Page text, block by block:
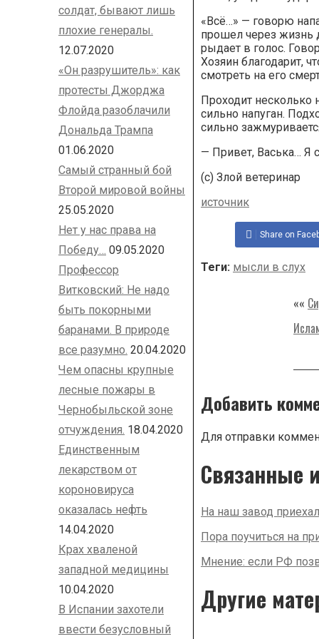
«Всё…» — говорю
прошел через жизнь
рыдает в голос.
Хозяин благодарит,
смотреть на его
Проходит
сильно напуган.
сильно
— Привет, Васька… Я
(с) Злой ветеринар
источник
Share on
Теги: мысли в слух
««
Добавить
Для отправки
Связанные
На наш завод
Пора поучиться на
Мнение: если РФ
Другие
солдат, бывают лишь
плохие генералы.
12.07.2020
«Он разрушитель»: как
протесты Джорджа
Флойда разоблачили
Дональда Трампа
01.06.2020
Самый странный бой
Второй мировой войны
25.05.2020
Нет у нас права на
Победу…
09.05.2020
Профессор
Витковский: Не надо
быть покорными
баранами. В природе
все разумно. 20.04.2020
Чем опасны крупные
лесные пожары в
Чернобыльской зоне
отчуждения. 18.04.2020
Единственным
лекарством от
короновируса
оказалась нефть
14.04.2020
Крах хваленой
западной медицины
10.04.2020
В Испании захотели
ввести безусловный